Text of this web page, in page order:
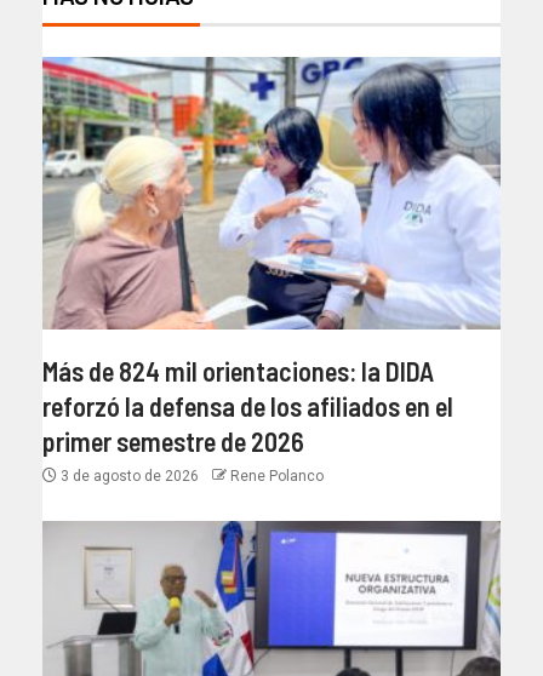
Más de 824 mil orientaciones: la DIDA
reforzó la defensa de los afiliados en el
primer semestre de 2026
3 de agosto de 2026 Rene Polanco